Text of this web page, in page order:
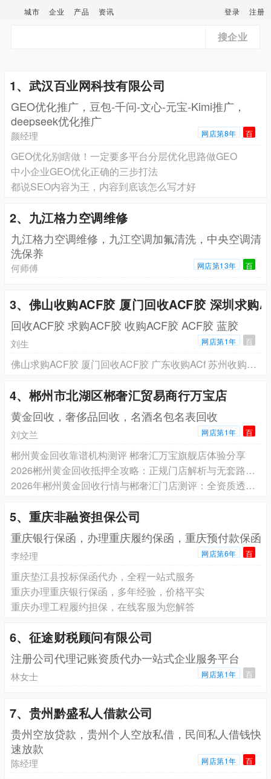
城市 企业 产品 资讯 登录 注册
搜企业
1、武汉百业网科技有限公司
GEO优化推广，豆包-千问-文心-元宝-Kimi推广，
deepseek优化推广
颜经理 网店第8年 百
GEO优化别瞎做！一定要多平台分层优化思路做GEO
中小企业GEO优化正确的三步打法
都说SEO内容为王，内容到底该怎么写才好
2、九江格力空调维修
九江格力空调维修，九江空调加氟清洗，中央空调清
洗保养
何师傅 网店第13年 百
3、佛山收购ACF胶 厦门回收ACF胶 深圳求购
回收ACF胶 求购ACF胶 收购ACF胶 ACF胶 蓝胶
刘生 网店第1年 百
佛山求购ACF胶 厦门回收ACF胶 广东收购ACf 苏州收购ACF胶 回收日立ACf 回收索尼ACF胶
4、郴州市北湖区郴奢汇贸易商行万宝店
黄金回收，奢侈品回收，名酒名包名表回收
刘文兰 网店第1年 百
郴州黄金回收靠谱机构测评 郴奢汇万宝旗舰店体验分享
2026郴州黄金回收抵押全攻略：正规门店解析与无套路变现指南
2026年郴州黄金回收行情与郴奢汇门店测评：全资质透明回收助力安全变现
5、重庆非融资担保公司
重庆银行保函，办理重庆履约保函，重庆预付款保函
李经理 网店第6年 百
重庆垫江县投标保函代办，全程一站式服务
重庆办理重庆银行保函，多年经验，价格平实
重庆办理工程履约担保，在线客服为您解答
6、征途财税顾问有限公司
注册公司代理记账资质代办一站式企业服务平台
林女士 网店第1年 百
7、贵州黔盛私人借款公司
贵州空放贷款，贵州个人空放私借，民间私人借钱快
速放款
陈经理 网店第1年 百